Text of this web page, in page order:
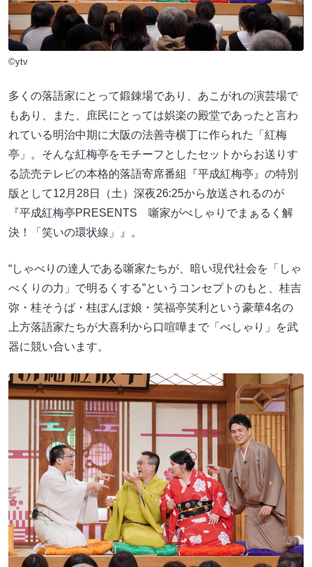
©ytv
多くの落語家にとって鍛錬場であり、あこがれの演芸場で
もあり、また、庶民にとっては娯楽の殿堂であったと言わ
れている明治中期に大阪の法善寺横丁に作られた「紅梅
亭」。そんな紅梅亭をモチーフとしたセットからお送りす
る読売テレビの本格的落語寄席番組『平成紅梅亭』の特別
版として12月28日（土）深夜26:25から放送されるのが
『平成紅梅亭PRESENTS 噺家がべしゃりでまぁるく解
決！「笑いの環状線」』。
“しゃべりの達人である噺家たちが、暗い現代社会を「しゃ
べくりの力」で明るくする”というコンセプトのもと、桂吉
弥・桂そうば・桂ぽんぽ娘・笑福亭笑利という豪華4名の
上方落語家たちが大喜利から口喧嘩まで「べしゃり」を武
器に競い合います。